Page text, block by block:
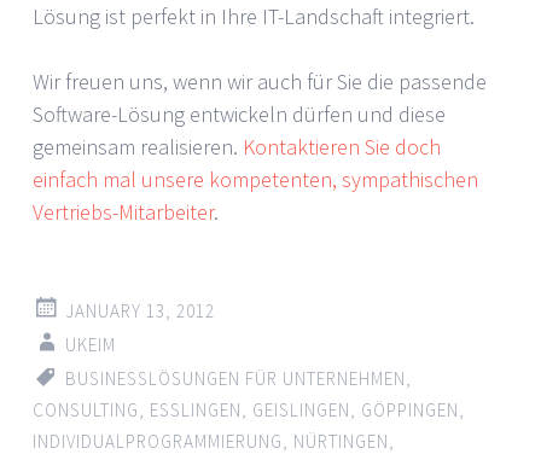
Lösung ist perfekt in Ihre IT-Landschaft integriert.
Wir freuen uns, wenn wir auch für Sie die passende
Software-Lösung entwickeln dürfen und diese
gemeinsam realisieren. Kontaktieren Sie doch
einfach mal unsere kompetenten, sympathischen
Vertriebs-Mitarbeiter.
JANUARY 13, 2012
UKEIM
BUSINESSLÖSUNGEN FÜR UNTERNEHMEN
CONSULTING
ESSLINGEN GEISLINGEN GÖPPINGEN
INDIVIDUALPROGRAMMIERUNG
NÜRTINGEN